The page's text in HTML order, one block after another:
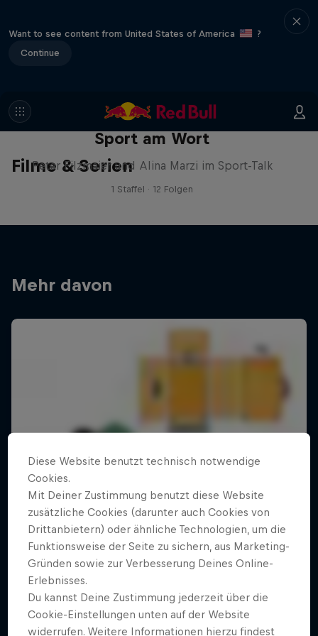
Want to see content from United States of America
?
Continue
Filme & Serien
Sport am Wort
Peter Filzmaier und Alina Marzi im Sport-Talk
1 Staffel · 12 Folgen
Mehr davon
Diese Website benutzt technisch notwendige
Cookies.
Mit Deiner Zustimmung benutzt diese Website
zusätzliche Cookies (darunter auch Cookies von
Drittanbietern) oder ähnliche Technologien, um die
Funktionsweise der Seite zu sichern, aus Marketing-
Gründen sowie zur Verbesserung Deines Online-
Erlebnisses.
Du kannst Deine Zustimmung jederzeit über die
Cookie-Einstellungen unten auf der Website
widerrufen. Weitere Informationen hierzu findest